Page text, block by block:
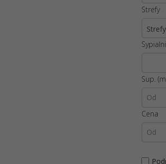
Strefy
Strefy
Sup.
Cena